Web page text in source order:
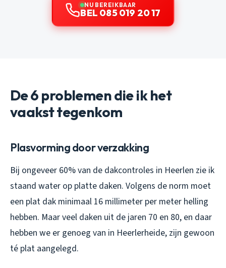
NU BEREIKBAAR
BEL 085 019 20 17
De 6 problemen die ik het
vaakst tegenkom
Plasvorming door verzakking
Bij ongeveer 60% van de dakcontroles in Heerlen zie ik
staand water op platte daken. Volgens de norm moet
een plat dak minimaal 16 millimeter per meter helling
hebben. Maar veel daken uit de jaren 70 en 80, en daar
hebben we er genoeg van in Heerlerheide, zijn gewoon
té plat aangelegd.